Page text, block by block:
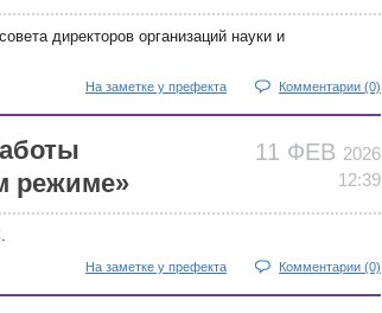
директоров организаций науки и
На заметке у префекта Комментарии (0)
11 ФЕВ 2026
12:39
режиме»
На заметке у префекта Комментарии (0)